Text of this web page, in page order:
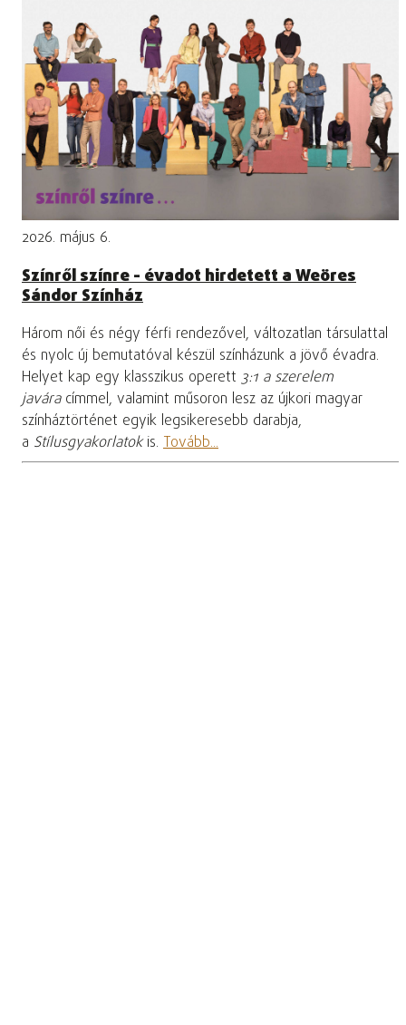
2026. május 6.
Színről színre - évadot hirdetett a Weöres
Sándor Színház
Három női és négy férfi rendezővel, változatlan társulattal
és nyolc új bemutatóval készül színházunk a jövő évadra.
Helyet kap egy klasszikus operett 3:1 a szerelem
javáracímmel, valamint műsoron lesz az újkori magyar
színháztörténet egyik legsikeresebb darabja,
a Stílusgyakorlatokis. Tovább...